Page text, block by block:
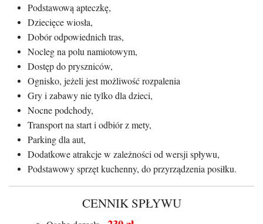
Podstawową apteczkę,
Dziecięce wiosła,
Dobór odpowiednich tras,
Nocleg na polu namiotowym,
Dostęp do pryszniców,
Ognisko, jeżeli jest możliwość rozpalenia
Gry i zabawy nie tylko dla dzieci,
Nocne podchody,
Transport na start i odbiór z mety,
Parking dla aut,
Dodatkowe atrakcje w zależności od wersji spływu,
Podstawowy sprzęt kuchenny, do przyrządzenia posiłku.
CENNIK SPŁYWU